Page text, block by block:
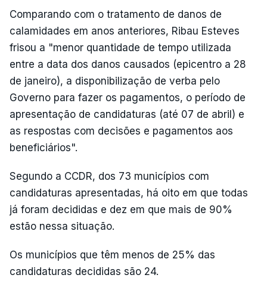
Comparando com o tratamento de danos de
calamidades em anos anteriores, Ribau Esteves
frisou a "menor quantidade de tempo utilizada
entre a data dos danos causados (epicentro a 28
de janeiro), a disponibilização de verba pelo
Governo para fazer os pagamentos, o período de
apresentação de candidaturas (até 07 de abril) e
as respostas com decisões e pagamentos aos
beneficiários".
Segundo a CCDR, dos 73 municípios com
candidaturas apresentadas, há oito em que todas
já foram decididas e dez em que mais de 90%
estão nessa situação.
Os municípios que têm menos de 25% das
candidaturas decididas são 24.